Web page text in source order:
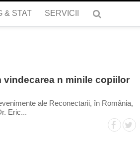
& STAT SERVICII
vindecarea n minile copiilor
ale Reconectarii, în România,
Eric...